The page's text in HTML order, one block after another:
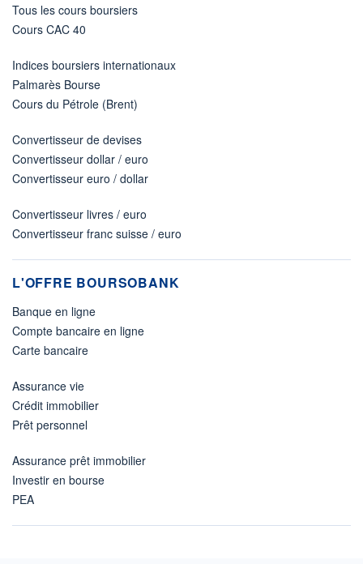
Tous les cours boursiers
Cours CAC 40
Indices boursiers internationaux
Palmarès Bourse
Cours du Pétrole (Brent)
Convertisseur de devises
Convertisseur dollar / euro
Convertisseur euro / dollar
Convertisseur livres / euro
Convertisseur franc suisse / euro
L'OFFRE BOURSOBANK
Banque en ligne
Compte bancaire en ligne
Carte bancaire
Assurance vie
Crédit immobilier
Prêt personnel
Assurance prêt immobilier
Investir en bourse
PEA